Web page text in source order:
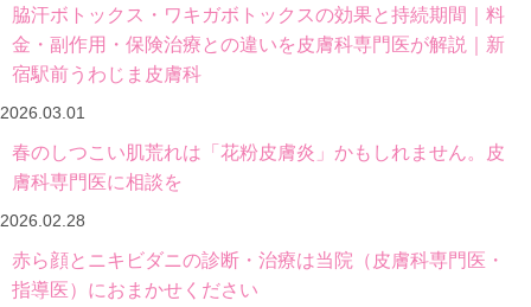
脇汗ボトックス・ワキガボトックスの効果と持続期間｜料
金・副作用・保険治療との違いを皮膚科専門医が解説｜新
宿駅前うわじま皮膚科
2026.03.01
春のしつこい肌荒れは「花粉皮膚炎」かもしれません。皮
膚科専門医に相談を
2026.02.28
赤ら顔とニキビダニの診断・治療は当院（皮膚科専門医・
指導医）におまかせください